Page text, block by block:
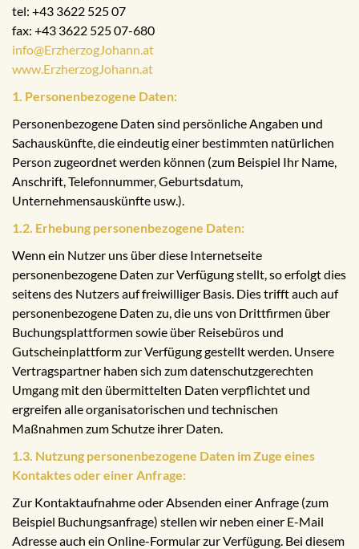
tel: +43 3622 525 07
fax: +43 3622 525 07-680
info@ErzherzogJohann.at
www.ErzherzogJohann.at
1. Personenbezogene Daten:
Personenbezogene Daten sind persönliche Angaben und
Sachauskünfte, die eindeutig einer bestimmten natürlichen
Person zugeordnet werden können (zum Beispiel Ihr Name,
Anschrift, Telefonnummer, Geburtsdatum,
Unternehmensauskünfte usw.).
1.2. Erhebung personenbezogene Daten:
Wenn ein Nutzer uns über diese Internetseite
personenbezogene Daten zur Verfügung stellt, so erfolgt dies
seitens des Nutzers auf freiwilliger Basis. Dies trifft auch auf
personenbezogene Daten zu, die uns von Drittfirmen über
Buchungsplattformen sowie über Reisebüros und
Gutscheinplattform zur Verfügung gestellt werden. Unsere
Vertragspartner haben sich zum datenschutzgerechten
Umgang mit den übermittelten Daten verpflichtet und
ergreifen alle organisatorischen und technischen
Maßnahmen zum Schutze ihrer Daten.
1.3. Nutzung personenbezogene Daten im Zuge eines
Kontaktes oder einer Anfrage:
Zur Kontaktaufnahme oder Absenden einer Anfrage (zum
Beispiel Buchungsanfrage) stellen wir neben einer E-Mail
Adresse auch ein Online-Formular zur Verfügung. Bei diesem